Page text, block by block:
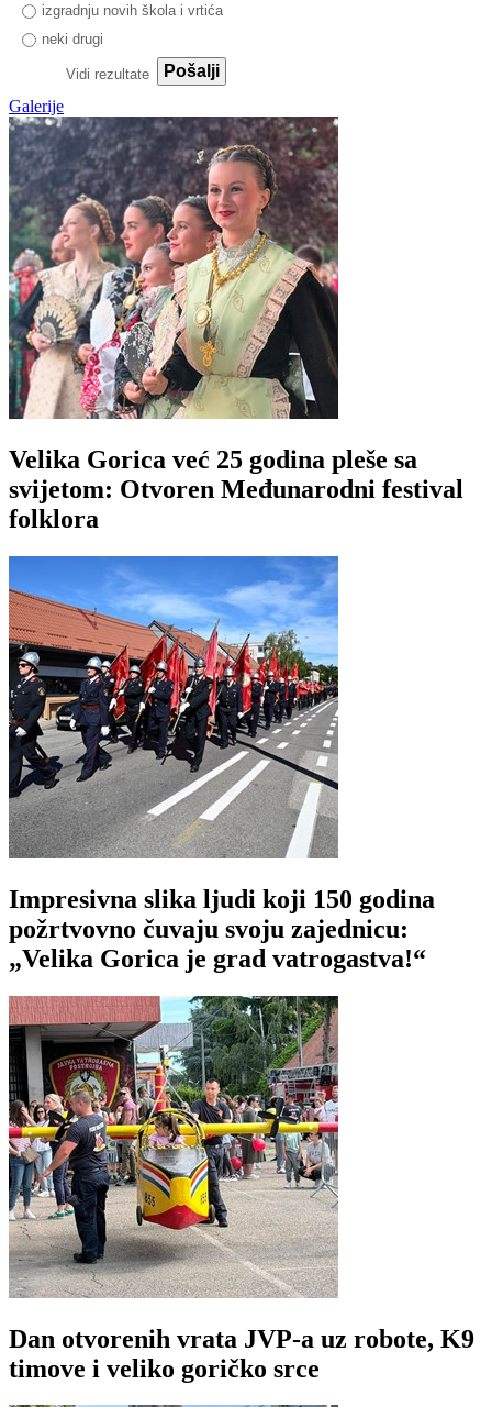
izgradnju novih škola i vrtića
neki drugi
Vidi rezultate
Pošalji
Galerije
Velika Gorica već 25 godina pleše sa
svijetom: Otvoren Međunarodni festival
folklora
Impresivna slika ljudi koji 150 godina
požrtvovno čuvaju svoju zajednicu:
„Velika Gorica je grad vatrogastva!“
Dan otvorenih vrata JVP-a uz robote, K9
timove i veliko goričko srce